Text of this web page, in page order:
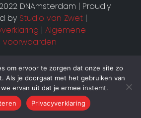
om ervoor te zorgen dat onze site zo
Als je doorgaat met het gebruiken van
ervan uit dat je ermee instemt.
Privacyverklaring
DNAmsterdam | Proudly
by Studio van Zwet |
| Algemene
voorwaarden